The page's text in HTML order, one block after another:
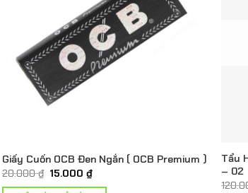
Giấy Cuốn OCB Đen Ngắn ( OCB Premium )
20.000₫ Giá
15.000₫Giá
Tẩu
– 02